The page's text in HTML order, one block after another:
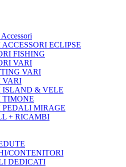
ECLIPSE
FISHING
VARI
VARI
VARI
ISLAND & VELE
TIMONE
MIRAGE
+ RICAMBI
CONTENITORI
DEDICATI